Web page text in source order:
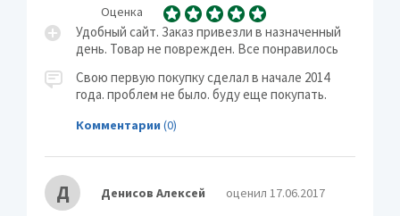
Оценка
Удобный сайт. Заказ привезли в назначенный
день. Товар не поврежден. Все понравилось
Свою первую покупку сделал в начале 2014
года. проблем не было. буду еще покупать.
Комментарии (0)
Д Денисов Алексей оценил 17.06.2017